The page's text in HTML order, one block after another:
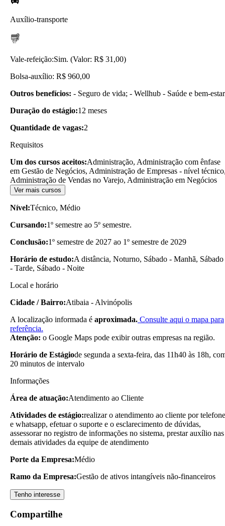
Auxílio-transporte
Vale-refeição:Sim. (Valor: R$ 31,00)
Bolsa-auxílio: R$ 960,00
Outros benefícios: - Seguro de vida; - Wellhub - Saúde e bem-
Duração do estágio:12 meses
Quantidade de vagas:2
Requisitos
Um dos cursos aceitos:Administração, Administração com ênfase
em Gestão de Negócios, Administração de Empresas - nível
Administração de Vendas no Varejo, Administração em Negócios
Ver mais cursos
Nível:Técnico, Médio
Cursando:1º semestre ao 5º semestre.
Conclusão:1º semestre de 2027 ao 1º semestre de 2029
Horário de estudo:A distância, Noturno, Sábado - Manhã, Sábado
- Tarde, Sábado - Noite
Local e horário
Cidade / Bairro:Atibaia - Alvinópolis
A localização informada é aproximada. Consulte aqui o mapa para
referência.
Atenção: o Google Maps pode exibir outras empresas na região.
Horário de Estágiode segunda a sexta-feira, das 11h40 às 18h,
20 minutos de intervalo
Informações
Área de atuação:Atendimento ao Cliente
Atividades de estágio:realizar o atendimento ao cliente por telefone
e whatsapp, efetuar o suporte e o esclarecimento de dúvidas,
assessorar no registro de informações no sistema, prestar auxílio nas
demais atividades da equipe de atendimento
Porte da Empresa:Médio
Ramo da Empresa:Gestão de ativos intangíveis não-financeiros
Tenho interesse
Compartilhe